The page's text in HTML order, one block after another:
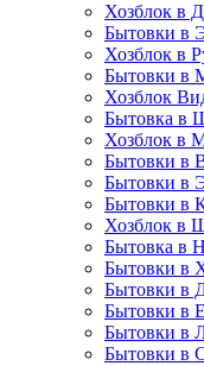
Хозблок в
Бытовки в
Хозблок в
Бытовки в
Хозблок
Бытовкa в
Хозблок в
Бытовки в
Бытовки в
Бытовки в
Хозблок в
Бытовка в
Бытовки в
Бытовки в
Бытовки в
Бытовки в
Бытовки в